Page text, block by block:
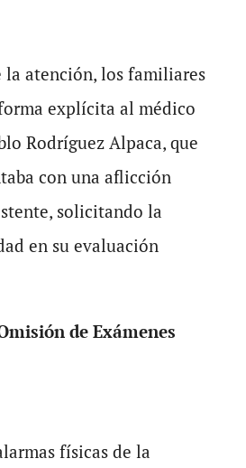
la atención, los familiares
explícita al médico
Rodríguez Alpaca, que
con una aflicción
solicitando la
en su evaluación
de Exámenes
físicas de la